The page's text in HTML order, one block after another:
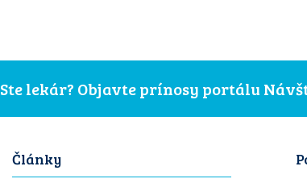
Ste lekár? Objavte prínosy portálu
Články